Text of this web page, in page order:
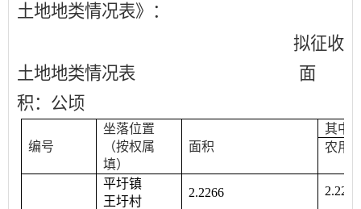
土地地类情况表》：
拟征收
土地地类情况表
面
积：公顷
编号
坐落位置
（按权属
填）
面积
其中
农用
平圩镇
王圩村
2.2266 2.2266